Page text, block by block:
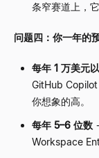
条窄赛道上，
问题四：你一年的
每年 1 万美元
GitHub Copilot
你想象的高。
每年 5–6 位数
Workspace